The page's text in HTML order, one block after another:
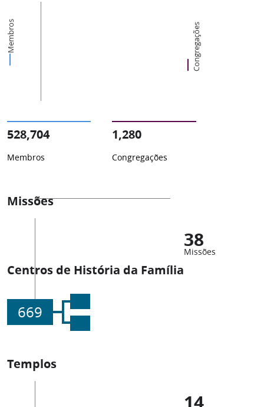
Membros Congregações
528,704
Membros
1,280
Congregações
Missões
38
Missões
Centros de História da Família
669
Templos
14